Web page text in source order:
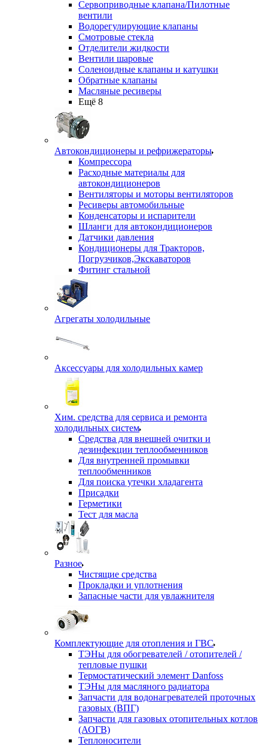
Сервоприводные клапана/Пилотные
вентили
Водорегулирующие клапаны
Смотровые стекла
Отделители жидкости
Вентили шаровые
Соленоидные клапаны и катушки
Обратные клапаны
Масляные ресиверы
Ещё 8
Автокондиционеры и рефрижераторы
Компрессора
Расходные материалы для
автокондиционеров
Вентиляторы и моторы вентиляторов
Ресиверы автомобильные
Конденсаторы и испарители
Шланги для автокондиционеров
Датчики давления
Кондиционеры для Тракторов,
Погрузчиков,Экскаваторов
Фитинг стальной
Агрегаты холодильные
Аксессуары для холодильных камер
Хим. средства для сервиса и ремонта
холодильных систем
Средства для внешней очитки и
дезинфекции теплообменников
Для внутренней промывки
теплообменников
Для поиска утечки хладагента
Присадки
Герметики
Тест для масла
Разное
Чистящие средства
Прокладки и уплотнения
Запасные части для увлажнителя
Комплектующие для отопления и ГВС
ТЭНы для обогревателей / отопителей /
тепловые пушки
Термостатический элемент Danfoss
ТЭНы для масляного радиатора
Запчасти для водонагревателей проточных
газовых (ВПГ)
Запчасти для газовых отопительных котлов
(АОГВ)
Теплоносители